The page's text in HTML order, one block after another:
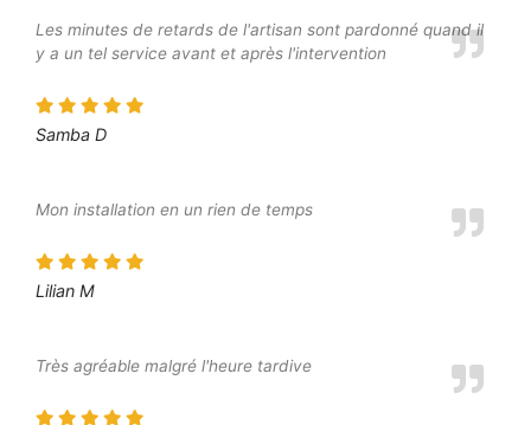
Les minutes de retards de l'artisan sont pardonné quand il
y a un tel service avant et après l'intervention
Samba D
Mon installation en un rien de temps
Lilian M
Très agréable malgré l'heure tardive